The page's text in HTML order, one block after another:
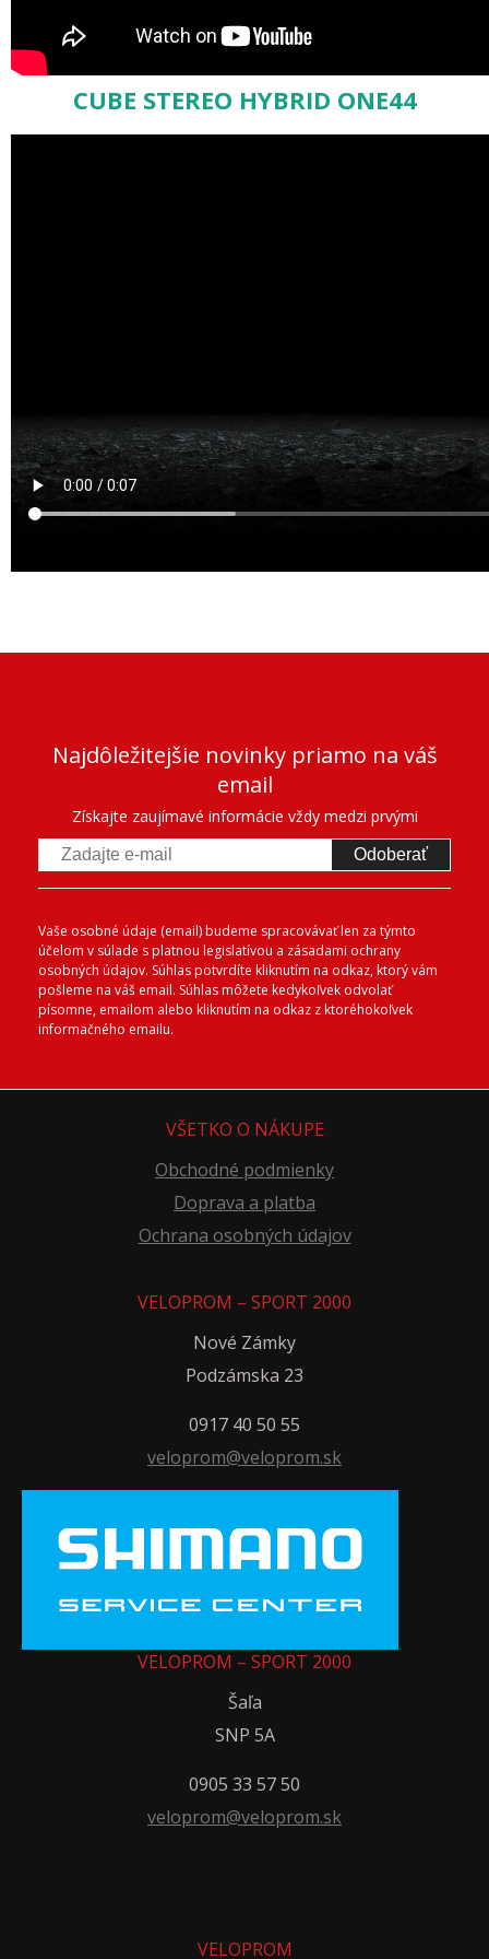
CUBE STEREO HYBRID ONE44
Najdôležitejšie novinky priamo na váš
email
Získajte zaujímavé informácie vždy medzi prvými
Odoberať
Vaše osobné údaje (email) budeme spracovávať len za týmto
účelom v súlade s platnou legislatívou a zásadami ochrany
osobných údajov. Súhlas potvrdíte kliknutím na odkaz, ktorý vám
pošleme na váš email. Súhlas môžete kedykoľvek odvolať
písomne, emailom alebo kliknutím na odkaz z ktoréhokoľvek
informačného emailu.
VŠETKO O NÁKUPE
Obchodné podmienky
Doprava a platba
Ochrana osobných údajov
VELOPROM – SPORT 2000
Nové Zámky
Podzámska 23
0917 40 50 55
veloprom@veloprom.sk
VELOPROM – SPORT 2000
Šaľa
SNP 5A
0905 33 57 50
veloprom@veloprom.sk
VELOPROM